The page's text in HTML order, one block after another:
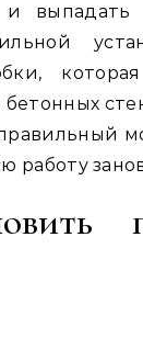
работу